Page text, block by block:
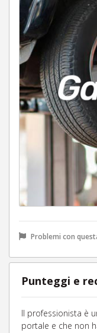
Problemi con
Punteggi e
Il professionista è
portale e che non